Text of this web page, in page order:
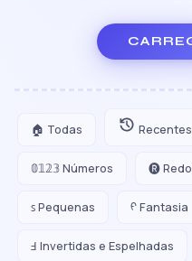
🏠 Todas Recentes
𝟘𝟙𝟚𝟛 Números 🅡
ꜱ Pequenas ᠻ Fantasia
Ⅎ Invertidas e Espelhadas